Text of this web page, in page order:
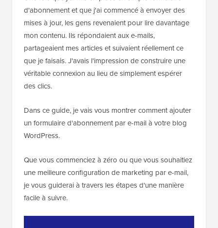
d'abonnement et que j'ai commencé à envoyer des
mises à jour, les gens revenaient pour lire davantage
mon contenu. Ils répondaient aux e-mails,
partageaient mes articles et suivaient réellement ce
que je faisais. J'avais l'impression de construire une
véritable connexion au lieu de simplement espérer
des clics.
Dans ce guide, je vais vous montrer comment ajouter
un formulaire d'abonnement par e-mail à votre blog
WordPress.
Que vous commenciez à zéro ou que vous souhaitiez
une meilleure configuration de marketing par e-mail,
je vous guiderai à travers les étapes d'une manière
facile à suivre.